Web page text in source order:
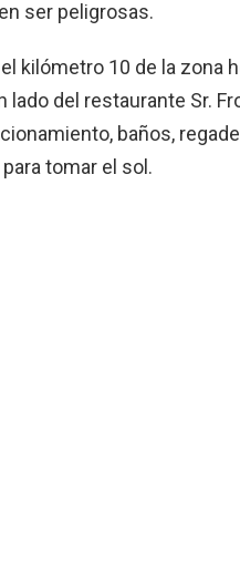
ser peligrosas.
kilómetro 10 de la zona
lado del restaurante Sr.
baños,
tomar el sol.